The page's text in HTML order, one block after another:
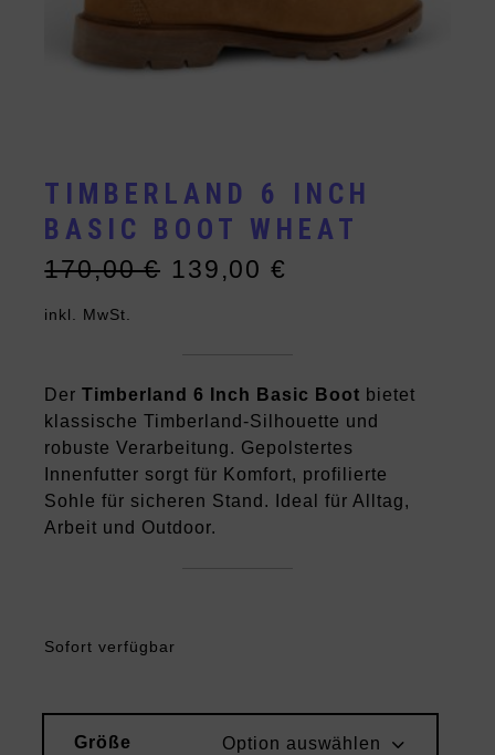
TIMBERLAND 6 INCH
BASIC BOOT WHEAT
170,00€
Ursprünglicher
Preis
139,00 €
Aktueller
Preis
inkl. MwSt.
DerTimberland 6 Inch Basic Boot bietet
klassische Timberland-Silhouette und
robuste Verarbeitung. Gepolstertes
Innenfutter sorgt für Komfort, profilierte
Sohle für sicheren Stand. Ideal für Alltag,
Arbeit und Outdoor.
Sofort verfügbar
Größe Option auswählen